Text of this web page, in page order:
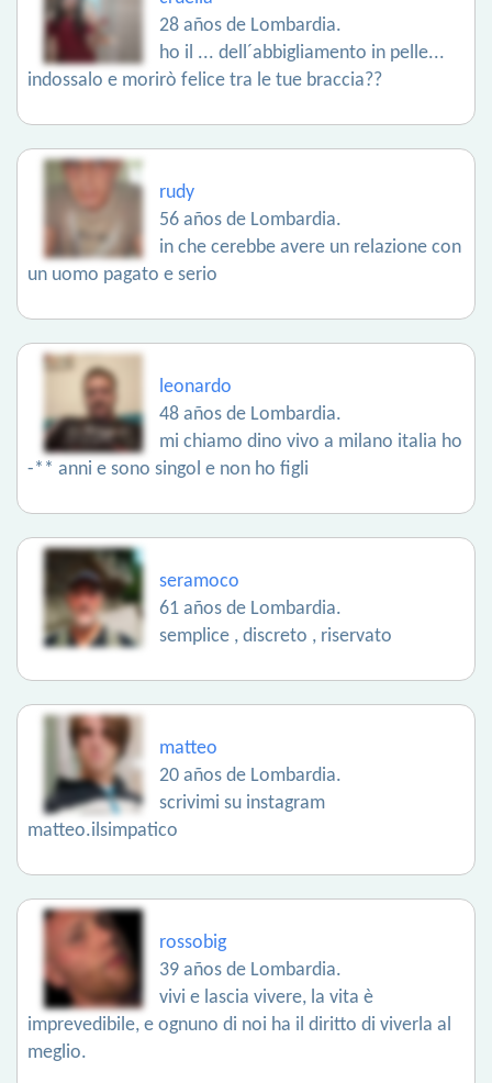
28 años de Lombardia.
ho il ... dell´abbigliamento in pelle...
indossalo e morirò felice tra le tue braccia??
rudy
56 años de Lombardia.
in che cerebbe avere un relazione con
un uomo pagato e serio
leonardo
48 años de Lombardia.
mi chiamo dino vivo a milano italia ho
-** anni e sono singol e non ho figli
seramoco
61 años de Lombardia.
semplice , discreto , riservato
matteo
20 años de Lombardia.
scrivimi su instagram
matteo.ilsimpatico
rossobig
39 años de Lombardia.
vivi e lascia vivere, la vita è
imprevedibile, e ognuno di noi ha il diritto di viverla al
meglio.